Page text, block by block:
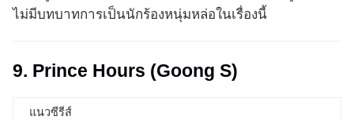
ไม่มีบทบาทการเป็นนักร้องหนุ่มหล่อในเรื่องนี้
9. Prince Hours (Goong S)
แนวซีรีส์